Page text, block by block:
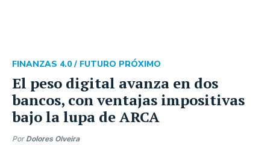
El peso digital avanza en dos
bancos, con ventajas impositivas
bajo la lupa de ARCA
FINANZAS 4.0 / FUTURO PRÓXIMO
Por Dolores Olveira